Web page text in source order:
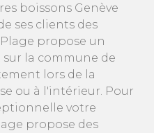
boissons Genève
ses clients des
propose un
sur la commune de
lors de la
ou à l'intérieur. Pour
votre
propose des